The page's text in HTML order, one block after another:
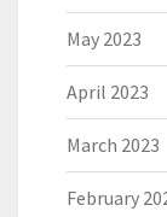
May 2023
April 2023
March 2023
February